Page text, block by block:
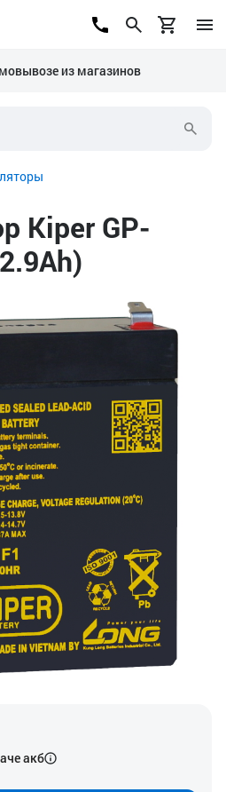
из магазинов
Kiper GP-
акб